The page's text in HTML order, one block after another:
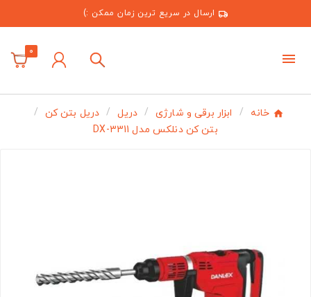
ارسال در سریع ترین زمان ممکن :)
0
خانه ابزار برقی و شارژی دریل
دریل بتن کن
بتن کن دنلکس مدل DX-3311